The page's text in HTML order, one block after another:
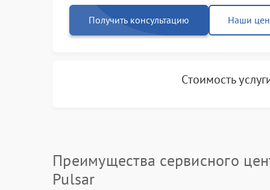
Получить консультацию Наши
Стоимость
Преимущества сервисного
Pulsar